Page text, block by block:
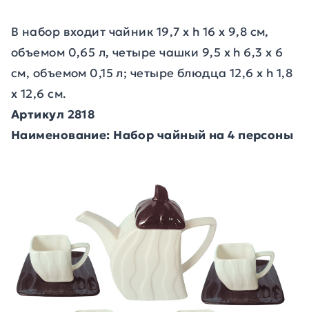
В набор входит чайник 19,7 х h 16 х 9,8 см,
объемом 0,65 л, четыре чашки 9,5 х h 6,3 х 6
см, объемом 0,15 л; четыре блюдца 12,6 х h 1,8
х 12,6 см.
Артикул 2818
Наименование: Набор чайный на 4 персоны